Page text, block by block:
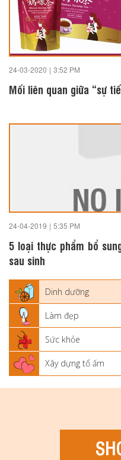
24-03-2020 | 3:52 PM
Mối liên quan giữa “sự
24-04-2019 | 5:35 PM
5 loại thực phẩm bổ
sau sinh
Dinh dưỡng
Làm đẹp
Sức khỏe
Xây dựng tổ ấm